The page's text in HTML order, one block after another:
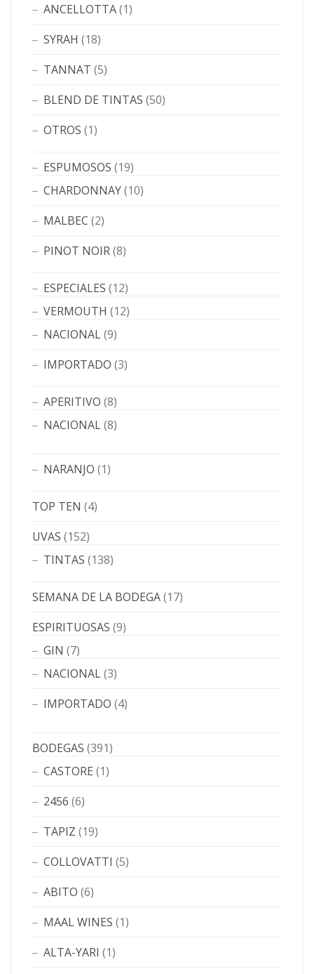
ANCELLOTTA(1)
SYRAH (18)
TANNAT (5)
BLEND DE TINTAS (50)
OTROS (1)
ESPUMOSOS (19)
CHARDONNAY(10)
MALBEC (2)
PINOT NOIR(8)
ESPECIALES (12)
VERMOUTH (12)
NACIONAL(9)
IMPORTADO (3)
APERITIVO (8)
NACIONAL(8)
NARANJO (1)
TOP TEN (4)
UVAS (152)
TINTAS (138)
SEMANA DE LA BODEGA(17)
ESPIRITUOSAS (9)
GIN (7)
NACIONAL(3)
IMPORTADO (4)
BODEGAS (391)
CASTORE (1)
2456 (6)
TAPIZ (19)
COLLOVATTI (5)
ABITO (6)
MAAL WINES (1)
ALTA-YARI (1)